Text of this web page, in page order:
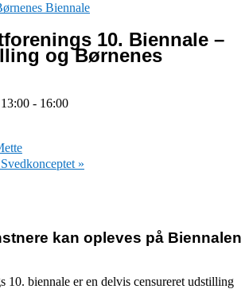
Biennale
10. Biennale –
og Børnenes
- 16:00
»
kan opleves på Biennalen
10. biennale er en delvis censureret udstilling